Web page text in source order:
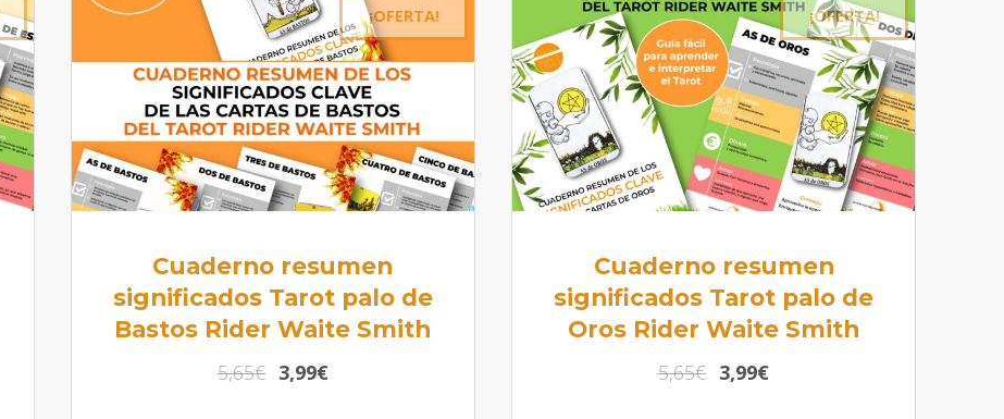
Cuaderno resumen
significados Tarot palo de
Bastos Rider Waite Smith
¡OFERTA!
5,65€ 3,99€
Cuaderno resumen
significados Tarot palo de
Oros Rider Waite Smith
¡OFERTA!
5,65€ 3,99€